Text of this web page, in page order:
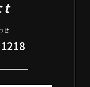
せ